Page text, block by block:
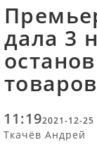
дала 3
11:192021-12-25
Ткачёв Андрей